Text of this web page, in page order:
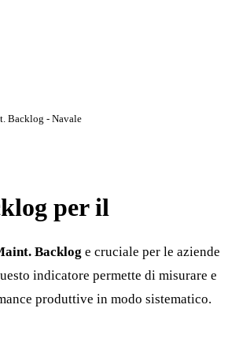
Backlog - Navale
per il
Backlog e cruciale per le aziende
indicatore permette di misurare e
produttive in modo sistematico.